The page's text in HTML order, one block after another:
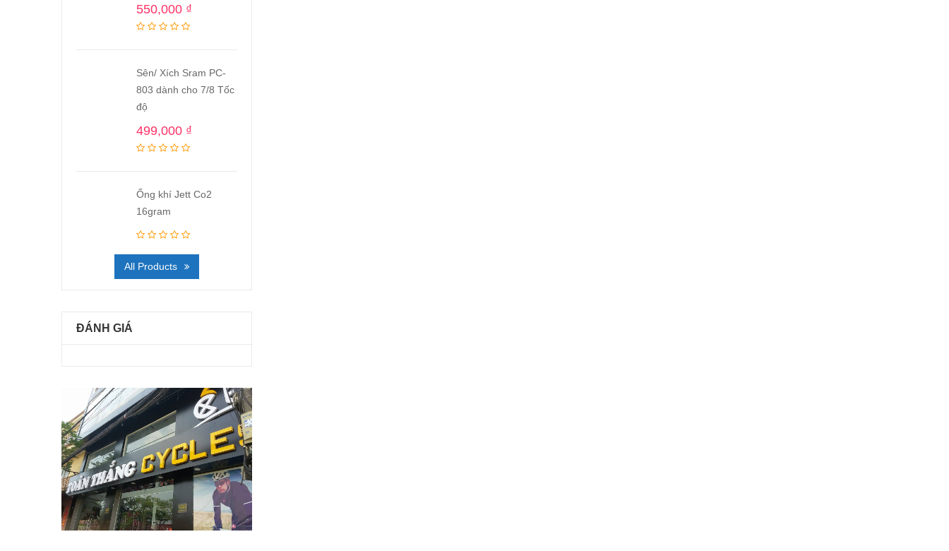
550,000 ₫
Sên/ Xích Sram PC-
803 dành cho 7/8 Tốc
độ
499,000 ₫
Ống khí Jett Co2
16gram
All Products
ĐÁNH GIÁ